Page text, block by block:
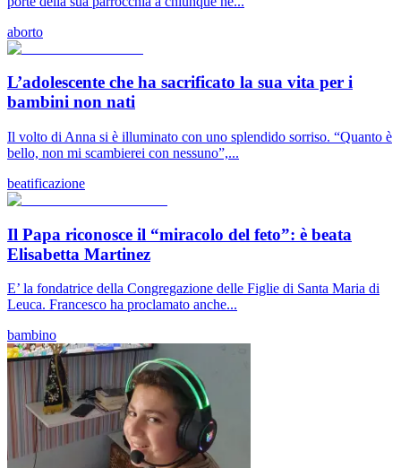
aborto
L’adolescente che ha sacrificato la sua vita per i
bambini non nati
Il volto di Anna si è illuminato con uno splendido sorriso. “Quanto è
bello, non mi scambierei con nessuno”,...
beatificazione
Il Papa riconosce il “miracolo del feto”: è beata
Elisabetta Martinez
E’ la fondatrice della Congregazione delle Figlie di Santa Maria di
Leuca. Francesco ha proclamato anche...
bambino